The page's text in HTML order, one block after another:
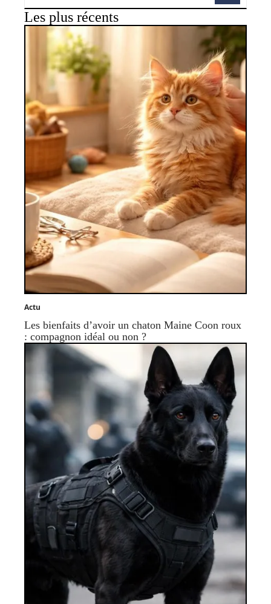
Les plus récents
Actu
Les bienfaits d’avoir un chaton Maine Coon roux
: compagnon idéal ou non ?